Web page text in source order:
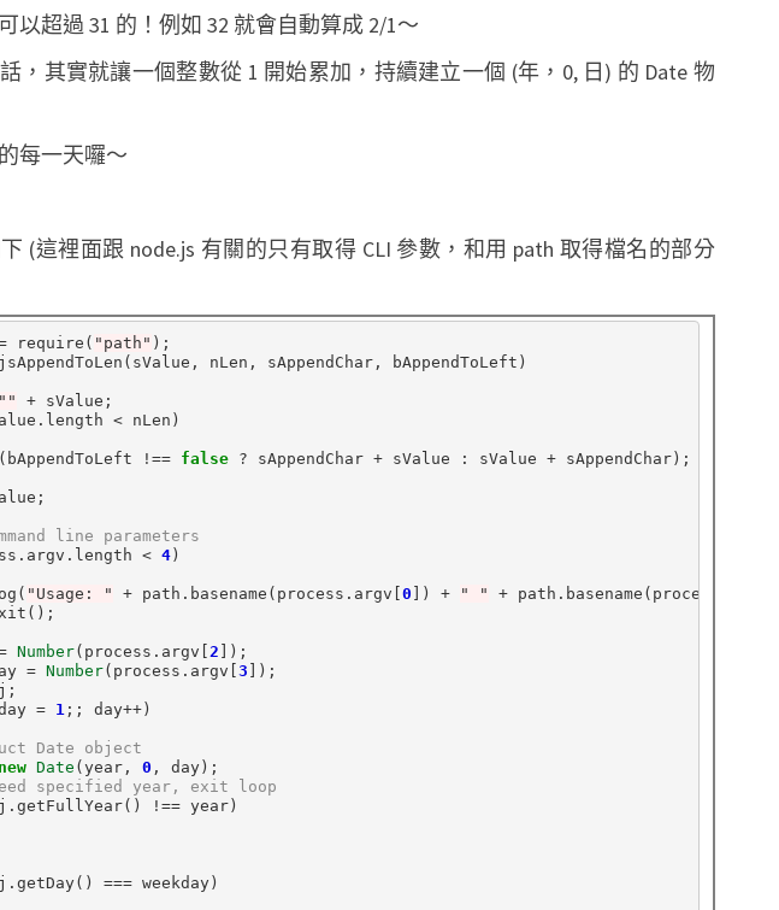
以超過 31 的！例如 32 就會自動算成 2/1～
，其實就讓一個整數從 1 開始累加，持續建立一個 (年，0, 日) 的 Date 物
每一天囉～
(這裡面跟 node.js 有關的只有取得 CLI 參數，和用 path 取得檔名的部分
require( "path"
nLen, sAppendChar, bAppendToLeft)
"" +
< nLen)
!== false ? sAppendChar + sValue : sValue + sAppendChar);
line parameters
< 4)
"Usage: " + path.basename(process.argv[0 ]) + " " + path.basename(process.argv[
Number(process.argv[ 2
= Number(process.argv[3
= 1 ;; day++)
Date object
new Date (year, 0
specified year, exit loop
!== year)
=== weekday)